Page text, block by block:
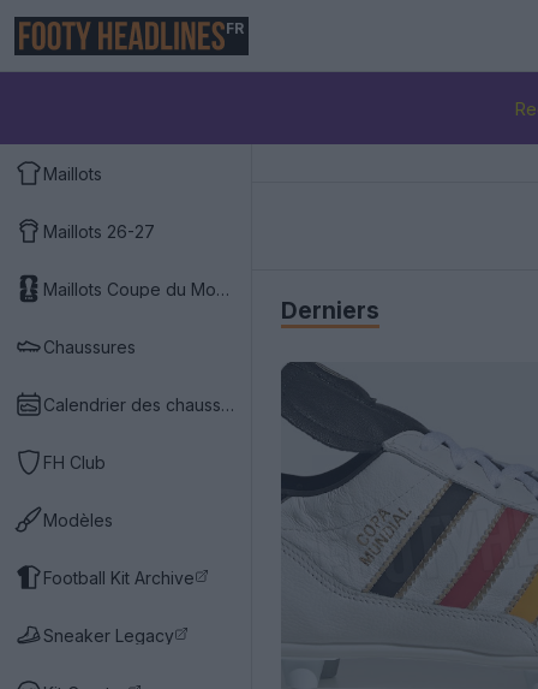
FR
Maillots
Maillots 26-27
Maillots Coupe du Monde 2026
Chaussures
Calendrier des chaussures
FH Club
Modèles
Football Kit Archive
Sneaker Legacy
Derniers